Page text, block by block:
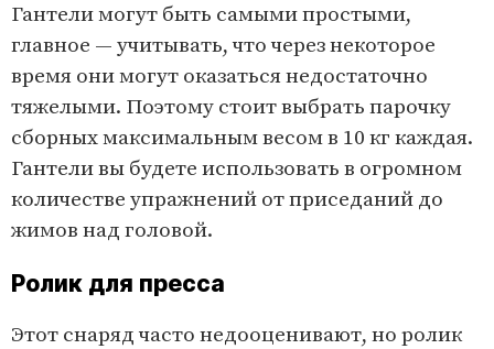
Гантели могут быть самыми простыми,
главное — учитывать, что через некоторое
время они могут оказаться недостаточно
тяжелыми. Поэтому стоит выбрать парочку
сборных максимальным весом в 10 кг каждая.
Гантели вы будете использовать в огромном
количестве упражнений от приседаний до
жимов над головой.
Ролик для пресса
Этот снаряд часто недооценивают, но ролик